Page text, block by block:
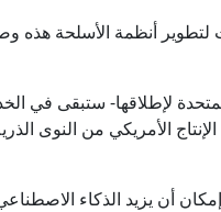
مع مسقط
الثلاث جميعها
أنظمة الأسلحة هذه
لإطلاقها- ستبقى في
على صلاحيتها حتى عام 2120، استنادا إلى زيادة الإنتاج الأمريكي من النوى
أن يزيد الذكاء